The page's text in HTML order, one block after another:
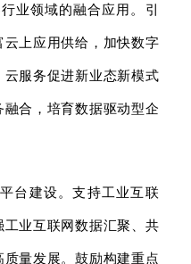
业领域的融合应用。引
上应用供给，加快数字
服务促进新业态新模式
合，培育数据驱动型企
台建设。支持工业互联
业互联网数据汇聚、共
量发展。鼓励构建重点